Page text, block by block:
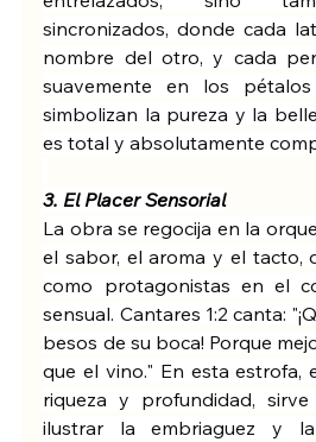
sincronizados, donde cada
nombre del otro, y cada
suavemente en los
simbolizan la pureza y la
es total y absolutamente
3. El Placer Sensorial
La obra se regocija en la
el sabor, el aroma y el tacto,
como protagonistas en el
sensual. Cantares 1:2 canta:
besos de su boca! Porque
que el vino." En esta estrofa,
riqueza y profundidad,
ilustrar la embriaguez y la